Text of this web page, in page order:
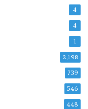
4
4
1
2,198
739
546
448